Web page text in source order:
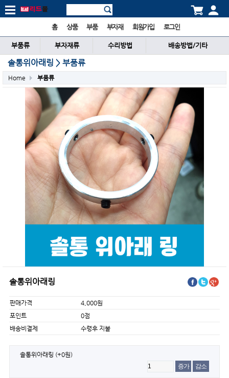
홈 상품 부품 부자재 회원가입 로그인
부품류 부자재류 수리방법 배송방법/기타
솔통위아래링 > 부품류
Home 부품류
솔통위아래링
판매가격
4,000원
포인트
0점
배송비결제
수령후 지불
솔통위아래링 (+0원)
증가
감소